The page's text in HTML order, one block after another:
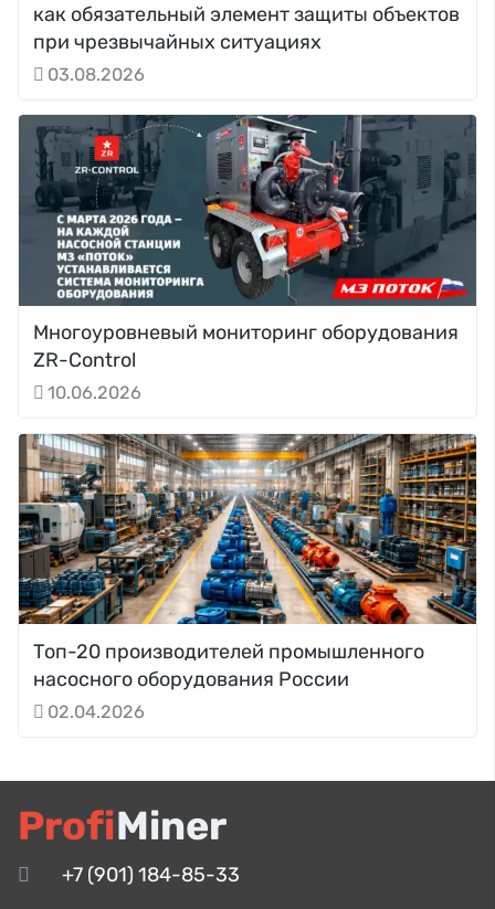
как обязательный элемент защиты объектов
при чрезвычайных ситуациях
03.08.2026
Многоуровневый мониторинг оборудования
ZR-Control
10.06.2026
Топ-20 производителей промышленного
насосного оборудования России
02.04.2026
ProfiMiner
+7 (901) 184-85-33